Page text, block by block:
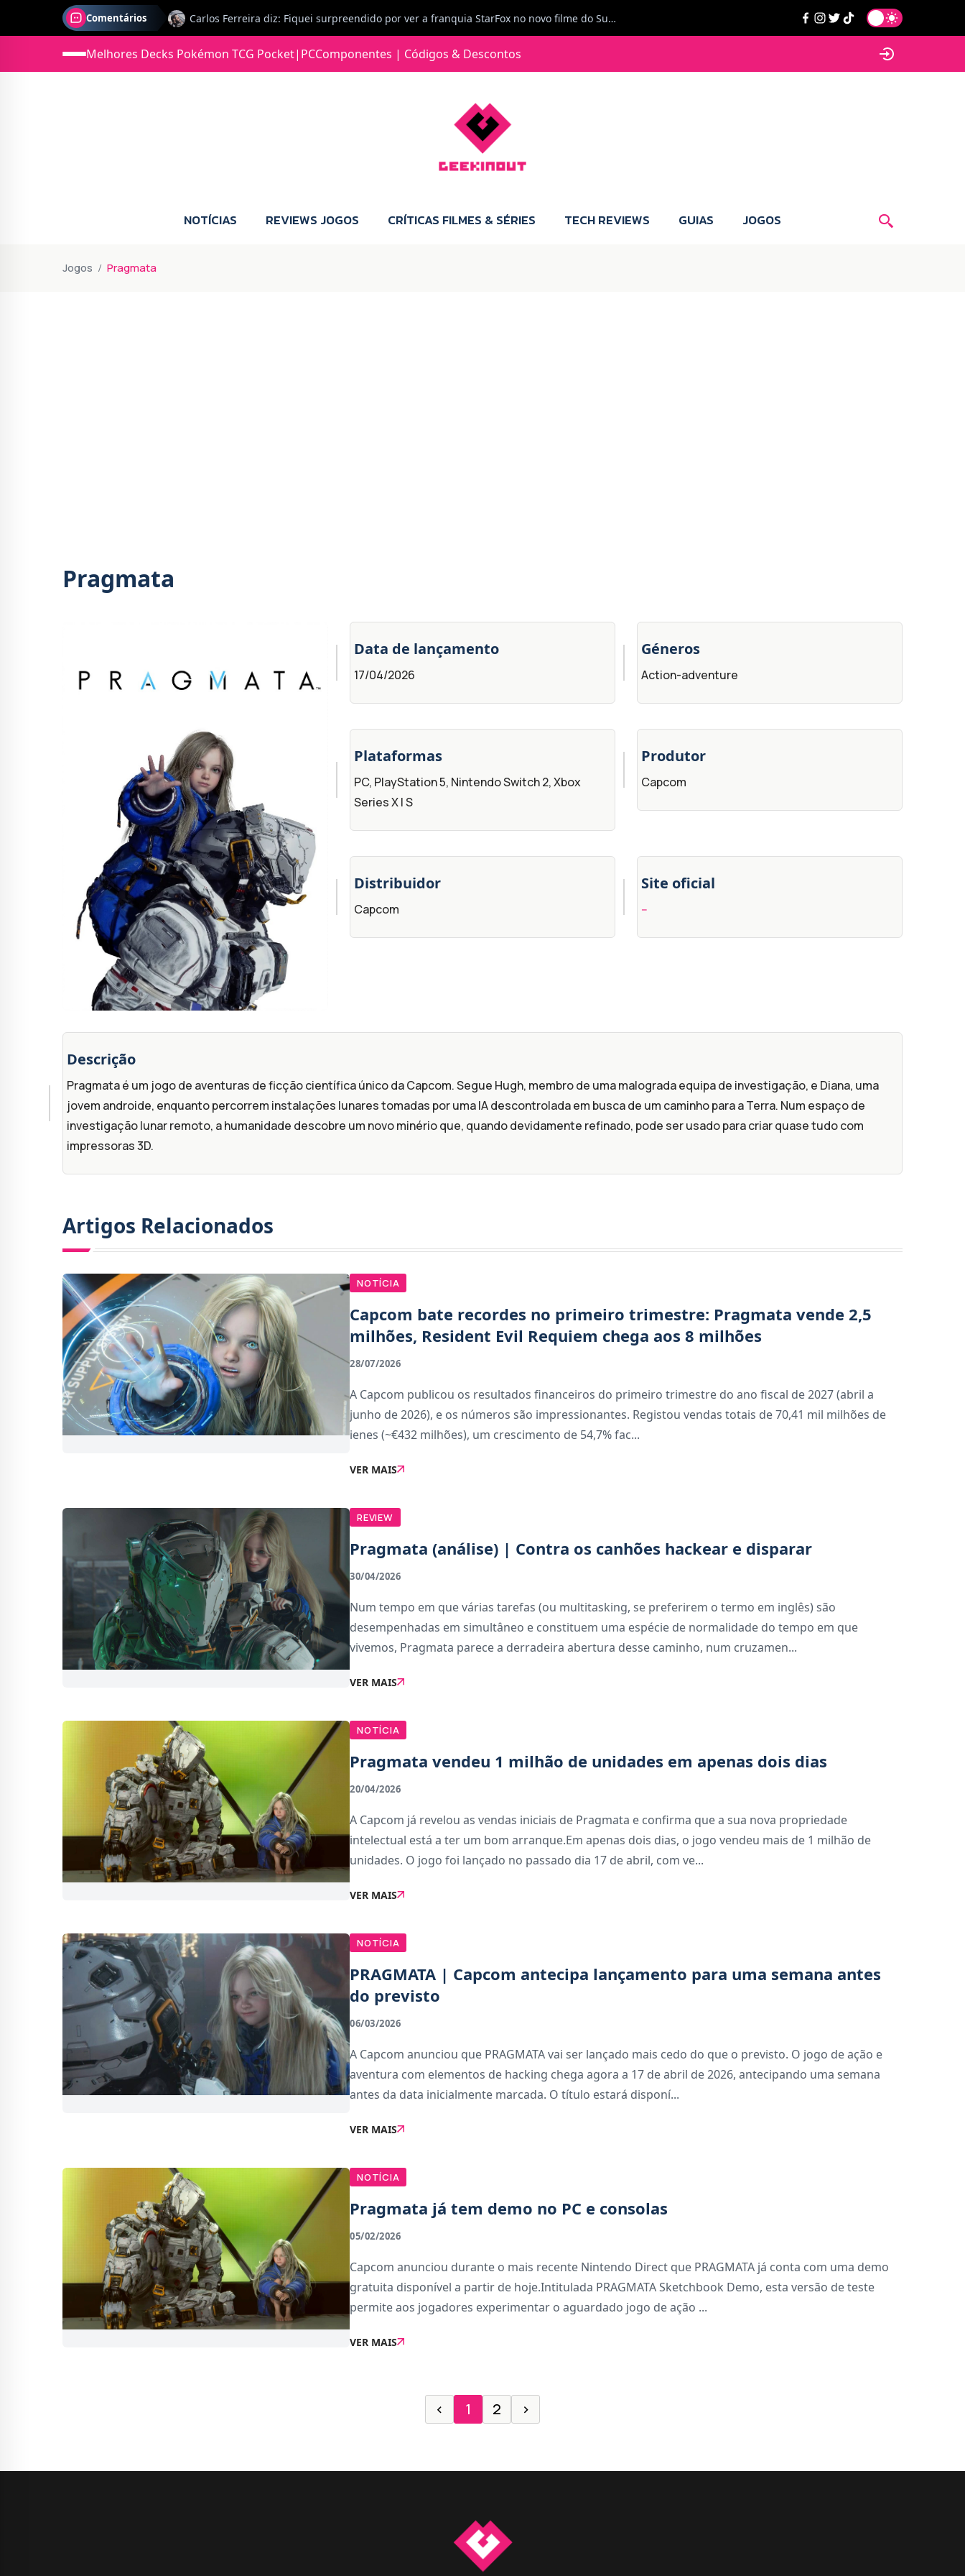
Comentários Jorge Loureiro | Fearme diz: A versão da Switch 2 tem censura... mas também não perdes muito.
Jonas diz: Estou seriamente com vontade para comprar para a Switch 2 :P
Jorge Loureiro | Fearme diz: Boas, obrigado pelo teu comentário. Talvez seja verdade que a Microsoft está a tentar redefinir o futuro dos jogos, mas para uma marca que já trocou de estratégia tantas vezes, é difícil acreditar em mais uma virada de direção. Basta lembrar do Kinect, da aposta no cloud gaming, ou mesmo do discurso de que os exclusivos eram "essenciais": todas essas promessas acabaram por perder força com o tempo. Além disso, há um ponto chave que estás a ignorar: as consolas Xbox. Está à vista que foram praticamente abandonadas. Quem comprou uma Xbox Series X a pensar que ia ser a máquina indispensável para jogar exclusivos, ficou a arder, porque hoje esses jogos chegam também ao PC e, cada vez mais, até à concorrência. Isso mina a identidade da marca e enfraquece a confiança dos jogadores. A PlayStation até pode estar a lançar alguns jogos na Xbox como o Helldivers 2, mas não é o catálogo inteiro. Desta forma, as consolas PS5 continuam a ter valor.
Melhores Decks Pokémon TCG Pocket| PCComponentes | Códigos & Descontos
NOTÍCIAS REVIEWS JOGOS CRÍTICAS FILMES & SÉRIES TECH REVIEWS GUIAS JOGOS
Jogos Pragmata
Pragmata
Data de lançamento
17/04/2026
Géneros
Action-adventure
Plataformas
PC, PlayStation 5, Nintendo Switch 2, Xbox
Series X | S
Produtor
Capcom
Distribuidor
Capcom
Site oficial
--
Descrição
Pragmata é um jogo de aventuras de ficção científica único da Capcom. Segue Hugh, membro de uma malograda equipa de investigação, e Diana, uma
jovem androide, enquanto percorrem instalações lunares tomadas por uma IA descontrolada em busca de um caminho para a Terra. Num espaço de
investigação lunar remoto, a humanidade descobre um novo minério que, quando devidamente refinado, pode ser usado para criar quase tudo com
impressoras 3D.
Artigos Relacionados
NOTÍCIA
Capcom bate recordes no primeiro trimestre: Pragmata vende 2,5
milhões, Resident Evil Requiem chega aos 8 milhões
28/07/2026
A Capcom publicou os resultados financeiros do primeiro trimestre do ano fiscal de 2027 (abril a
junho de 2026), e os números são impressionantes. Registou vendas totais de 70,41 mil milhões de
ienes (~€432 milhões), um crescimento de 54,7% fac...
VER MAIS
REVIEW
Pragmata (análise) | Contra os canhões hackear e disparar
30/04/2026
Num tempo em que várias tarefas (ou multitasking, se preferirem o termo em inglês) são
desempenhadas em simultâneo e constituem uma espécie de normalidade do tempo em que
vivemos, Pragmata parece a derradeira abertura desse caminho, num cruzamen...
VER MAIS
NOTÍCIA
Pragmata vendeu 1 milhão de unidades em apenas dois dias
20/04/2026
A Capcom já revelou as vendas iniciais de Pragmata e confirma que a sua nova propriedade
intelectual está a ter um bom arranque.Em apenas dois dias, o jogo vendeu mais de 1 milhão de
unidades. O jogo foi lançado no passado dia 17 de abril, com ve...
VER MAIS
NOTÍCIA
PRAGMATA | Capcom antecipa lançamento para uma semana antes
do previsto
06/03/2026
A Capcom anunciou que PRAGMATA vai ser lançado mais cedo do que o previsto. O jogo de ação e
aventura com elementos de hacking chega agora a 17 de abril de 2026, antecipando uma semana
antes da data inicialmente marcada. O título estará disponí...
VER MAIS
NOTÍCIA
Pragmata já tem demo no PC e consolas
05/02/2026
Capcom anunciou durante o mais recente Nintendo Direct que PRAGMATA já conta com uma demo
gratuita disponível a partir de hoje.Intitulada PRAGMATA Sketchbook Demo, esta versão de teste
permite aos jogadores experimentar o aguardado jogo de ação ...
VER MAIS
‹ 1 2 ›